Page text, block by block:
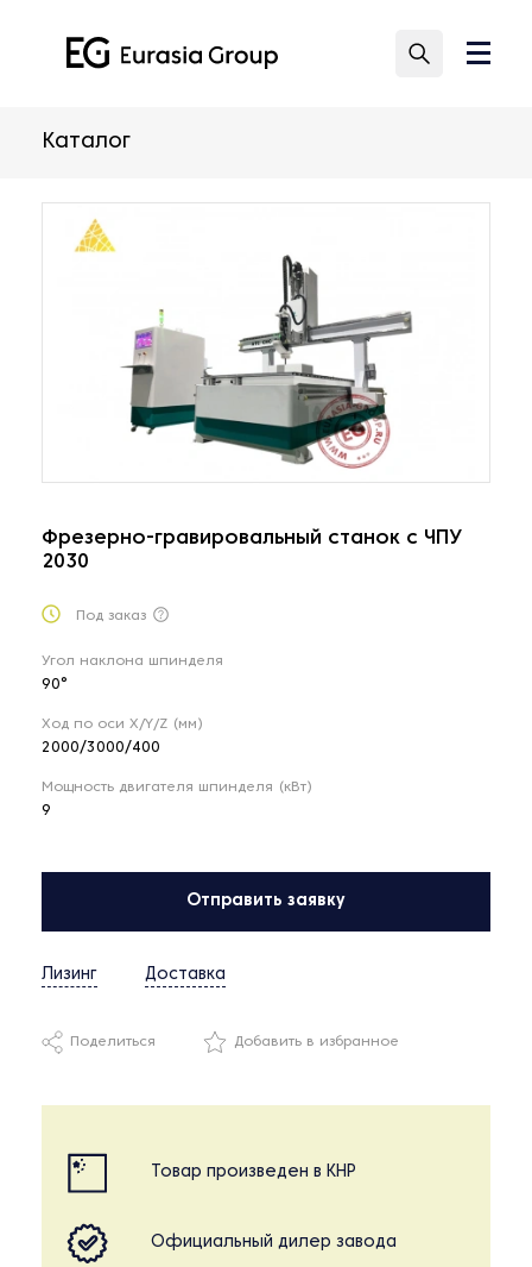
Каталог
Фрезерно-гравировальный станок с ЧПУ
2030
Под заказ
Угол наклона шпинделя
90°
Ход по оси X/Y/Z (мм)
2000/3000/400
Мощность двигателя шпинделя (кВт)
9
Отправить заявку
Лизинг Доставка
Поделиться Добавить в избранное
Товар произведен в КНР
Официальный дилер завода